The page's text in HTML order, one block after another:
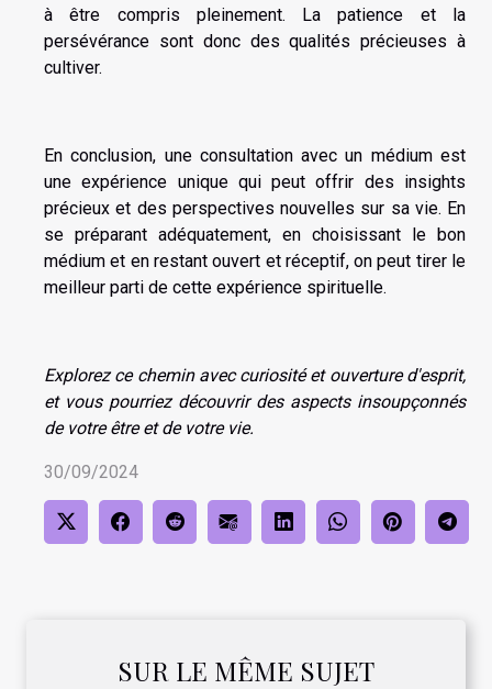
SUR LE MÊME SUJET
à être compris pleinement. La patience et la
persévérance sont donc des qualités précieuses à
cultiver.
En conclusion, une consultation avec un médium est
une expérience unique qui peut offrir des insights
précieux et des perspectives nouvelles sur sa vie. En
se préparant adéquatement, en choisissant le bon
médium et en restant ouvert et réceptif, on peut tirer le
meilleur parti de cette expérience spirituelle.
Explorez ce chemin avec curiosité et ouverture d'esprit,
et vous pourriez découvrir des aspects insoupçonnés
de votre être et de votre vie.
30/09/2024